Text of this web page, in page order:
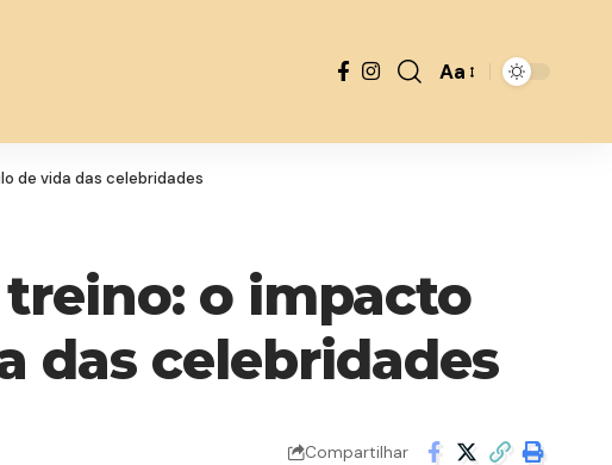
Aa
de vida das celebridades
o impacto
das celebridades
Compartilhar